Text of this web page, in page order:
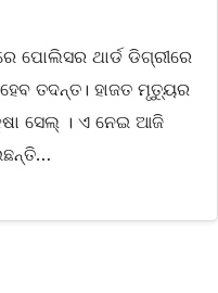
ପୋଲିସର ଥାର୍ଡ ଡିଗ୍ରୀରେ
ତଦନ୍ତ। ହାଜତ ମୃତ୍ୟୁର
ସେଲ୍ । ଏ ନେଇ ଆଜି